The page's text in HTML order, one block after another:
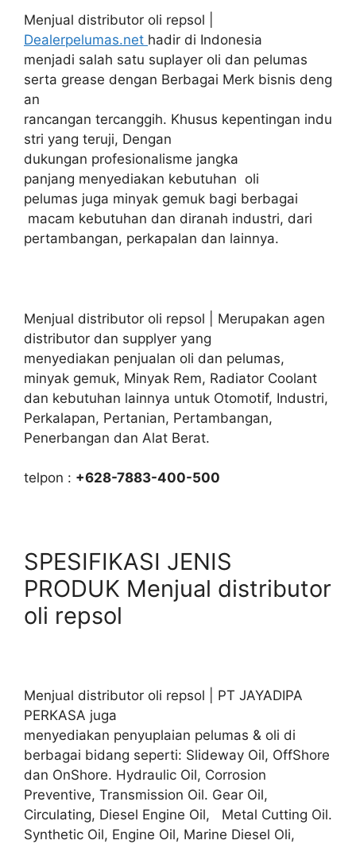
Menjual distributor oli repsol |
Dealerpelumas.net hadir di Indonesia
menjadi salah satu suplayer oli dan pelumas
serta grease dengan Berbagai Merk bisnis deng
an
rancangan tercanggih. Khusus kepentingan indu
stri yang teruji, Dengan
dukungan profesionalisme jangka
panjang menyediakan kebutuhan oli
pelumas juga minyak gemuk bagi berbagai
macam kebutuhan dan diranah industri, dari
pertambangan, perkapalan dan lainnya.
Menjual distributor oli repsol | Merupakan agen
distributor dan supplyer yang
menyediakan penjualan oli dan pelumas,
minyak gemuk, Minyak Rem, Radiator Coolant
dan kebutuhan lainnya untuk Otomotif, Industri,
Perkalapan, Pertanian, Pertambangan,
Penerbangan dan Alat Berat.
telpon : +628-7883-400-500
SPESIFIKASI JENIS
PRODUK Menjual distributor
oli repsol
Menjual distributor oli repsol | PT JAYADIPA
PERKASA juga
menyediakan penyuplaian pelumas & oli di
berbagai bidang seperti: Slideway Oil, OffShore
dan OnShore. Hydraulic Oil, Corrosion
Preventive, Transmission Oil. Gear Oil,
Circulating, Diesel Engine Oil, Metal Cutting Oil.
Synthetic Oil, Engine Oil, Marine Diesel Oli,